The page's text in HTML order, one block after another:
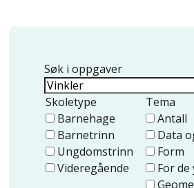
Søk i oppgaver
Skoletype
Barnehage
Barnetrinn
Ungdomstrinn
Videregående
Tema
Antall
Data
Form
For de